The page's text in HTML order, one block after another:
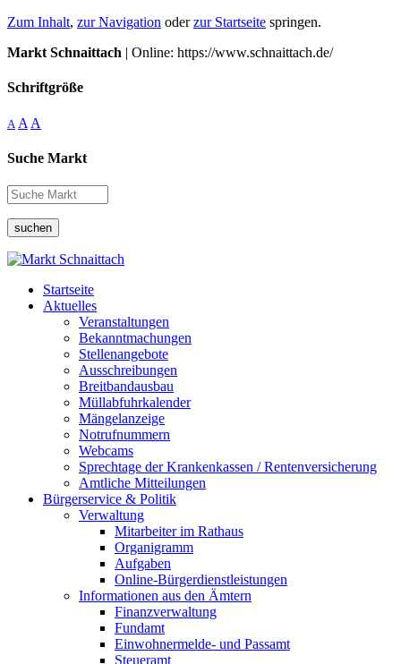
Zum Inhalt, zur Navigation oderzur Startseite springen.
Markt Schnaittach | Online: https://www.schnaittach.de/
Schriftgröße
A A A
Suche Markt
suchen
Startseite
Aktuelles
Veranstaltungen
Bekanntmachungen
Stellenangebote
Ausschreibungen
Breitbandausbau
Müllabfuhrkalender
Mängelanzeige
Notrufnummern
Webcams
Sprechtage der Krankenkassen / Rentenversicherung
Amtliche Mitteilungen
Bürgerservice & Politik
Verwaltung
Mitarbeiter im Rathaus
Organigramm
Aufgaben
Online-Bürgerdienstleistungen
Informationen aus den Ämtern
Finanzverwaltung
Fundamt
Einwohnermelde- und Passamt
Steueramt